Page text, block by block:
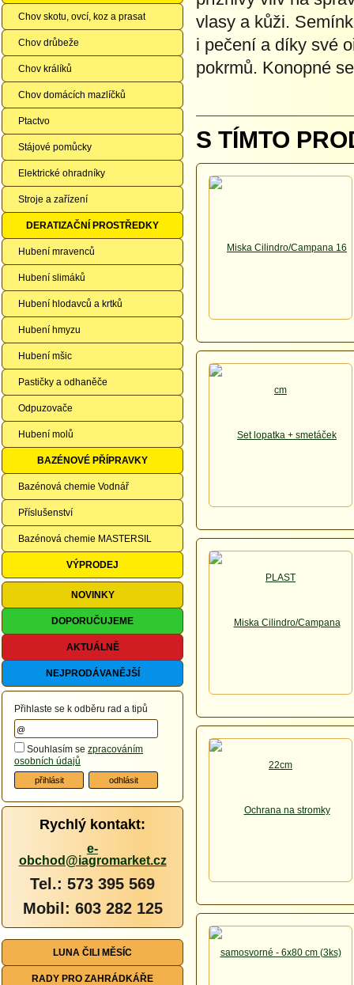
Chov skotu, ovcí, koz a prasat
Chov drůbeže
Chov králíků
Chov domácích mazlíčků
Ptactvo
Stájové pomůcky
Elektrické ohradníky
Stroje a zařízení
DERATIZAČNÍ PROSTŘEDKY
Hubení mravenců
Hubení slimáků
Hubení hlodavců a krtků
Hubení hmyzu
Hubení mšic
Pastičky a odhaněče
Odpuzovače
Hubení molů
BAZÉNOVÉ PŘÍPRAVKY
Bazénová chemie Vodnář
Příslušenství
Bazénová chemie MASTERSIL
VÝPRODEJ
NOVINKY
DOPORUČUJEME
AKTUÁLNĚ
NEJPRODÁVANĚJŠÍ
Přihlaste se k odběru rad a tipů
Souhlasím se zpracováním
osobních údajů
Rychlý kontakt:
e-
obchod@iagromarket.cz
Tel.: 573 395 569
Mobil: 603 282 125
LUNA ČILI MĚSÍC
RADY PRO ZAHRÁDKÁŘE
vlasy a kůži.
i pečení a díky své
pokrmů. Konopné
S TÍMTO